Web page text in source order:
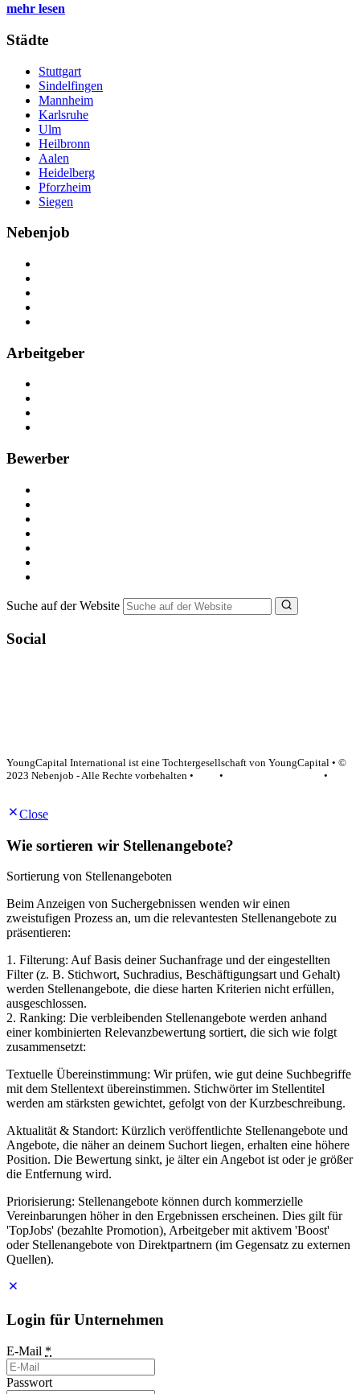
mehr lesen
Städte
Stuttgart
Sindelfingen
Mannheim
Karlsruhe
Ulm
Heilbronn
Aalen
Heidelberg
Pforzheim
Siegen
Nebenjob
Arbeitgeber
Bewerber
Suche auf der Website
Social
YoungCapital International ist eine Tochtergesellschaft von YoungCapital • ©
2023 Nebenjob - Alle Rechte vorbehalten •
•
•
Close
Wie sortieren wir Stellenangebote?
Sortierung von Stellenangeboten
Beim Anzeigen von Suchergebnissen wenden wir einen
zweistufigen Prozess an, um die relevantesten Stellenangebote zu
präsentieren:
1. Filterung: Auf Basis deiner Suchanfrage und der eingestellten
Filter (z. B. Stichwort, Suchradius, Beschäftigungsart und Gehalt)
werden Stellenangebote, die diese harten Kriterien nicht erfüllen,
ausgeschlossen.
2. Ranking: Die verbleibenden Stellenangebote werden anhand
einer kombinierten Relevanzbewertung sortiert, die sich wie folgt
zusammensetzt:
Textuelle Übereinstimmung: Wir prüfen, wie gut deine Suchbegriffe
mit dem Stellentext übereinstimmen. Stichwörter im Stellentitel
werden am stärksten gewichtet, gefolgt von der Kurzbeschreibung.
Aktualität & Standort: Kürzlich veröffentlichte Stellenangebote und
Angebote, die näher an deinem Suchort liegen, erhalten eine höhere
Position. Die Bewertung sinkt, je älter ein Angebot ist oder je größer
die Entfernung wird.
Priorisierung: Stellenangebote können durch kommerzielle
Vereinbarungen höher in den Ergebnissen erscheinen. Dies gilt für
'TopJobs' (bezahlte Promotion), Arbeitgeber mit aktivem 'Boost'
oder Stellenangebote von Direktpartnern (im Gegensatz zu externen
Quellen).
Login für Unternehmen
E-Mail *
Passwort